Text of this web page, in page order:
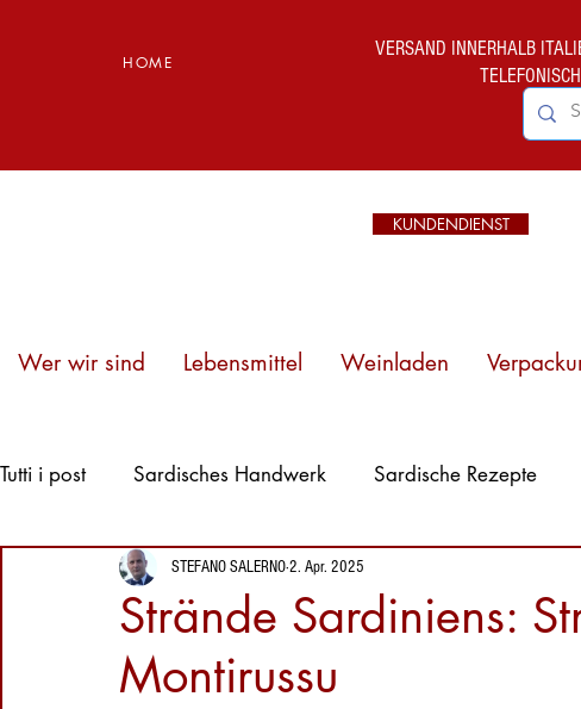
HOME
VERSAND INNERHALB
KUNDENDIENST
Wer wir sind Lebensmittel Weinladen
Sardiniens:
Magie von
S'Archittu
zwischen Natur,
Geologie und
Gastfreundschaft
26. Juni 2025
Strände
Sardiniens: Mari
Ermi – Zwischen
Quarzsand,
1. Juni 2025
Tutti i post Sardisches Handwerk Sardische Rezepte
Veranstaltungen auf Sardinien Sardischer Desserts
Technologie typischen sardischen Produkte
Strände Sardiniens:
Montirussu
STEFANO SALERNO2. Apr. 2025